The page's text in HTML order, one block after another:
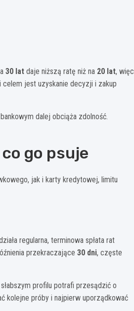
30 lat daje niższą ratę niż na 20 lat, więc
jest uzyskanie decyzji i zakup
dalej obciąża zdolność.
go psuje
jak i karty kredytowej, limitu
regularna, terminowa spłata rat
przekraczające 30 dni, częste
profilu potrafi przesądzić o
kolejne próby i najpierw uporządkować